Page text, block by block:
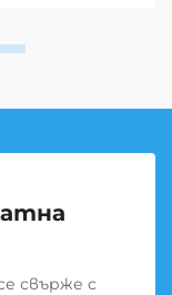
свърже с